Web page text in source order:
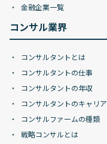
金融企業一覧
コンサル業界
コンサルタントとは
コンサルタントの仕事
コンサルタントの年収
コンサルタントのキャリア
コンサルファームの種類
戦略コンサルとは